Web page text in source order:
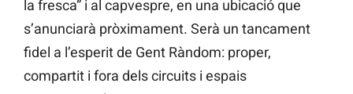
la fresca” i al capvespre, en una ubicació que
s’anunciarà pròximament. Serà un tancament
fidel a l’esperit de Gent Ràndom: proper,
compartit i fora dels circuits i espais